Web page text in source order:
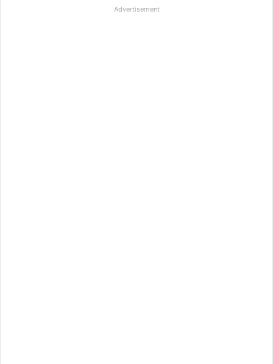
Advertisement